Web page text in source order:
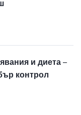
и диета –
контрол